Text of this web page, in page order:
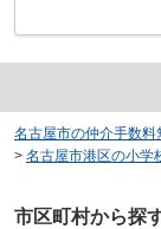
名古屋市の仲介手数
> 名古屋市港区の小学
市区町村から探